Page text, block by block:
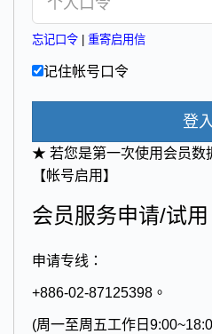
忘记口令 重寄启用信
记住帐号口令
登
★ 若您是第一次使用会员数
【帐号启用】
会员服务申请/试用
申请专线：
+886-02-87125398。
(周一至周五工作日